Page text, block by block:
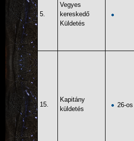
5.
Vegyes
kereskedő
Küldetés
15.
Kapitány
küldetés
26-